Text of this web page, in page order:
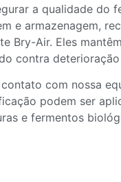
a qualidade do
e armazenagem,
Bry-Air. Eles
contra
com nossa
podem ser
e fermentos